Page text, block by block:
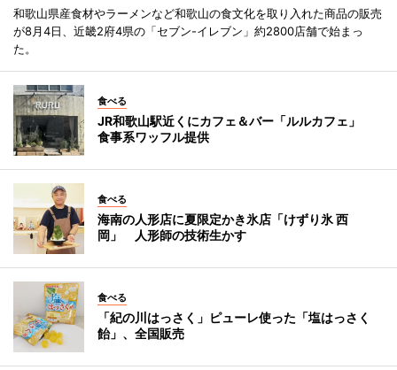
和歌山県産食材やラーメンなど和歌山の食文化を取り入れた商品の販売
が8月4日、近畿2府4県の「セブン-イレブン」約2800店舗で始まっ
た。
食べる
JR和歌山駅近くにカフェ＆バー「ルルカフェ」
食事系ワッフル提供
食べる
海南の人形店に夏限定かき氷店「けずり氷 西
岡」 人形師の技術生かす
食べる
「紀の川はっさく」ピューレ使った「塩はっさく
飴」、全国販売